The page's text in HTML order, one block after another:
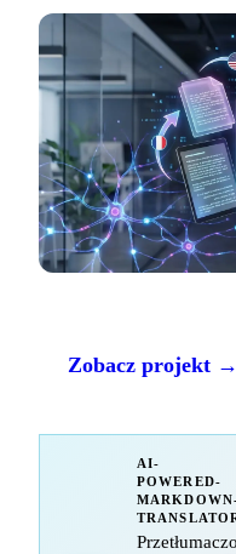
Zobacz projekt →
AI-
POWERED-